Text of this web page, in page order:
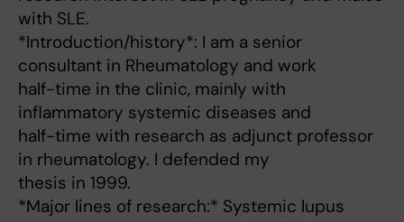
with SLE.
*Introduction/history*: I am a senior
consultant in Rheumatology and work
half-time in the clinic, mainly with
inflammatory systemic diseases and
half-time with research as adjunct professor
in rheumatology. I defended my
thesis in 1999.
*Major lines of research:* Systemic lupus